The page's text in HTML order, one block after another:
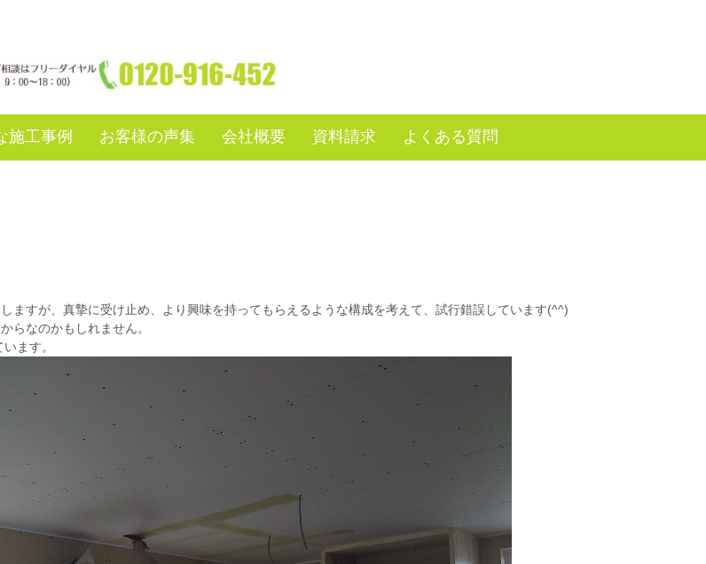
施工事例 お客様の声集 会社概要 資料請求 よくある質問
ますが、真摯に受け止め、より興味を持ってもらえるような構成を考えて、試行錯誤しています(^^)
らなのかもしれません。
ます。